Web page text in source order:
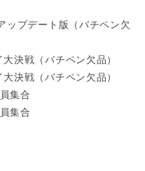
ップデート版（バチペン欠
決戦（バチペン欠品）
決戦（バチペン欠品）
集合
集合